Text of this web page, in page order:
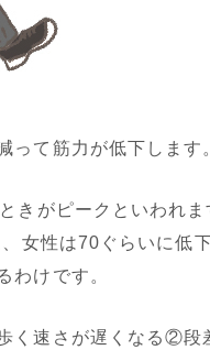
て筋力が低下します
きがピークといわれ
女性は70ぐらいに低
わけです。
速さが遅くなる②段